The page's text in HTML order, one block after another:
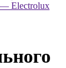
Electrolux